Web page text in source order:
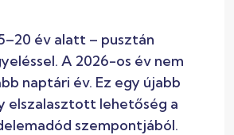
év alatt – pusztán
A 2026-os év nem
naptári év. Ez egy újabb
elszalasztott lehetőség a
szempontjából.